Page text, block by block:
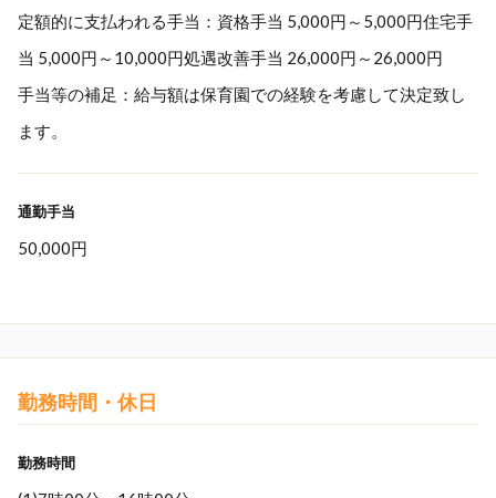
定額的に支払われる手当：資格手当 5,000円～5,000円住宅手
当 5,000円～10,000円処遇改善手当 26,000円～26,000円
手当等の補足：給与額は保育園での経験を考慮して決定致し
ます。
通勤手当
50,000円
勤務時間・休日
勤務時間